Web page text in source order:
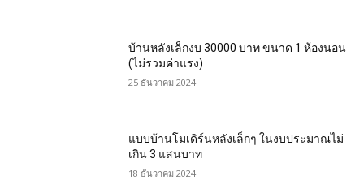
บ้านหลังเล็กงบ 30000 บาท ขนาด 1 ห้องนอน
(ไม่รวมค่าแรง)
25 ธันวาคม 2024
แบบบ้านโมเดิร์นหลังเล็กๆ ในงบประมาณไม่
เกิน 3 แสนบาท
18 ธันวาคม 2024